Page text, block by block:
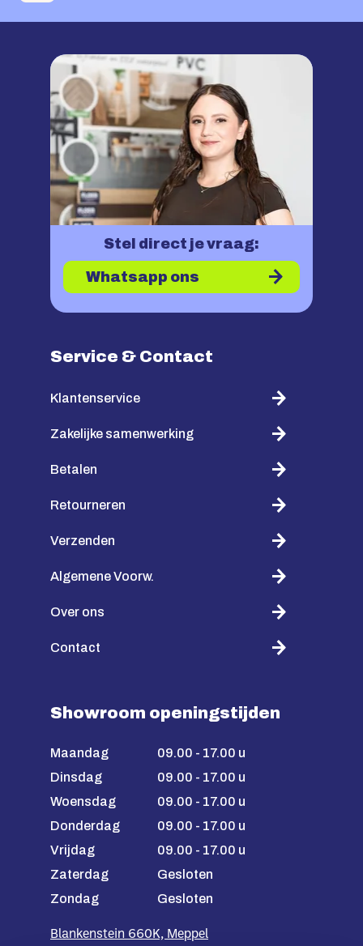
Stel direct je vraag:
Whatsapp ons
Service & Contact
Klantenservice
Zakelijke samenwerking
Betalen
Retourneren
Verzenden
Algemene Voorw.
Over ons
Contact
Showroom openingstijden
Maandag
09.00 - 17.00 u
Dinsdag
09.00 - 17.00 u
Woensdag
09.00 - 17.00 u
Donderdag
09.00 - 17.00 u
Vrijdag
09.00 - 17.00 u
Zaterdag
Gesloten
Zondag
Gesloten
Blankenstein 660K, Meppel